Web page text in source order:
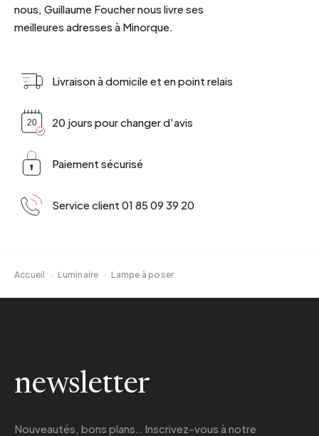
nous, Guillaume Foucher nous livre ses
meilleures adresses à Minorque.
Livraison à domicile et en point relais
20 jours pour changer d'avis
Paiement sécurisé
Service client 01 85 09 39 20
Accueil · Luminaire · Lampe à poser
newsletter
Nouveautés, bons plans.. Inscrivez-vous à notre